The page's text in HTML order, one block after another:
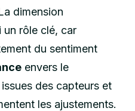
dimension
un rôle clé, car
du sentiment
envers le
des capteurs et
les ajustements.